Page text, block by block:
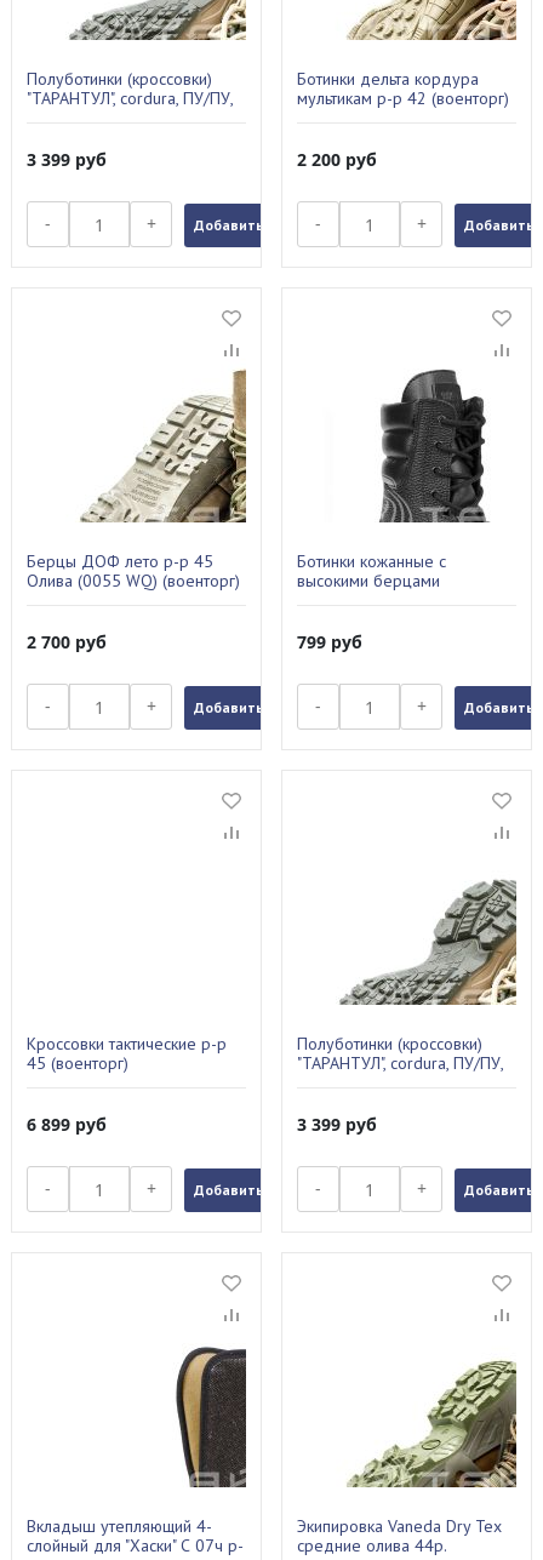
Полуботинки (кроссовки)
"ТАРАНТУЛ", cordura, ПУ/ПУ,
3 399 руб
- + Добавить в заказ
Ботинки дельта кордура
мультикам р-р 42 (военторг)
2 200 руб
- + Добавить
Берцы ДОФ лето р-р 45
Олива (0055 WQ) (военторг)
2 700 руб
- + Добавить в заказ
Ботинки кожанные с
высокими берцами
799 руб
- + Добавить
Кроссовки тактические р-р
45 (военторг)
6 899 руб
- + Добавить в заказ
Полуботинки (кроссовки)
"ТАРАНТУЛ", cordura, ПУ/ПУ,
3 399 руб
- + Добавить
Вкладыш утепляющий 4-
слойный для "Хаски" С 07ч р-
Экипировка Vaneda Dry Tex
средние олива 44р.